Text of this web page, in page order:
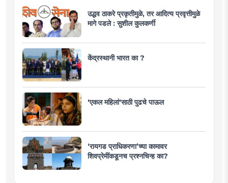
उद्धव ठाकरे प्रकृतीमुळे, तर आदित्य प्रवृत्तीमुळे
मागे पडले : सुशील कुलकर्णी
केंद्रस्थानी भारत का ?
'एकल महिलां'साठी पुढचे पाऊल
‘रायगड प्राधिकरणा’च्या कामावर
शिवप्रेमींकडूनच प्रश्नचिन्ह का?